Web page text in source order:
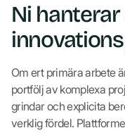
Ni
Om ert primära arbete
portfölj av komplexa
grindar och explicita
verklig fördel.